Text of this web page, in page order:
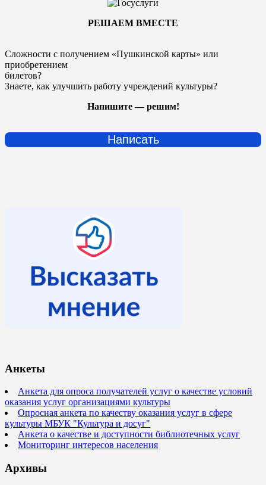
РЕШАЕМ ВМЕСТЕ
Сложности с получением «Пушкинской карты» или
приобретением
билетов?
Знаете, как улучшить работу учреждений культуры?
Напишите — решим!
Написать
Анкеты
Анкета для опроса получателей услуг о качестве условий
оказания услуг организациями культуры
Опросная анкета по качеству оказания услуг в сфере
культуры МБУК "Культура и досуг"
Анкета о качестве и доступности библиотечных услуг
Мониторинг интересов населения
Архивы